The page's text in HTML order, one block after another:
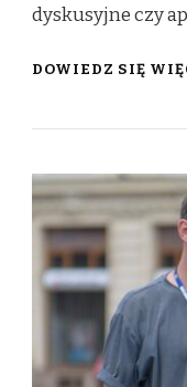
dyskusyjne czy
DOWIEDZ SIĘ